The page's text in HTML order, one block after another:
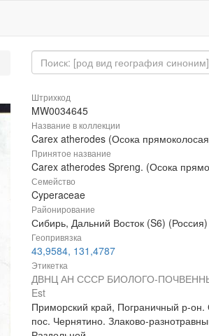
Штрихкод
MW0034645
Название в коллекции
Carex atherodes (Осока
Принятое название
Carex atherodes Spreng. (Осока
Семейство
Cyperaceae
Районирование
Сибирь, Дальний Восток (S6) (Россия)
Геопривязка
43,9584, 131,4787
Этикетка
ДВНЦ АН СССР БИОЛОГО-
Est
Приморский край, Пограничный р-он.
пос. Чернятино. Злаково-